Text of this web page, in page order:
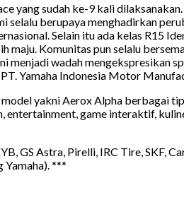
yang sudah ke-9 kali
berupaya menghadirkan
Selain itu ada kelas R15
Komunitas pun selalu
wadah mengekspresikan
PT. Yamaha Indonesia Motor
yakni Aerox Alpha berbagai
entertainment, game interaktif,
GS Astra, Pirelli, IRC Tire, SKF,
Yamaha). ***